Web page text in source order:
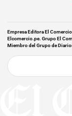
Empresa Editora El
Elcomercio.pe. Grupo El
Miembro del Grupo de